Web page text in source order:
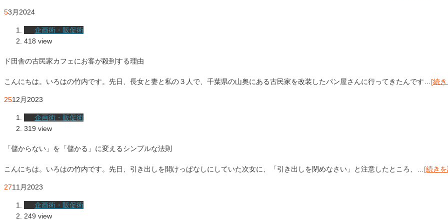
53月 2024
企画術・販促術
418 view
ド田舎の古民家カフェにお客が殺到する理由
こんにちは。いろはの竹内です。先日、長女と妻と私の３人で、千葉県の山奥にある古民家を改装したパン屋さんに行ってきたんです… [続
2512月 2023
企画術・販促術
319 view
「儲からない」を「儲かる」に変えるシンプルな法則
こんにちは。いろはの竹内です。先日、引き出しを開けっぱなしにしていた次女に、「引き出しを閉めなさい」と注意したところ、… [続き
2711月 2023
企画術・販促術
249 view